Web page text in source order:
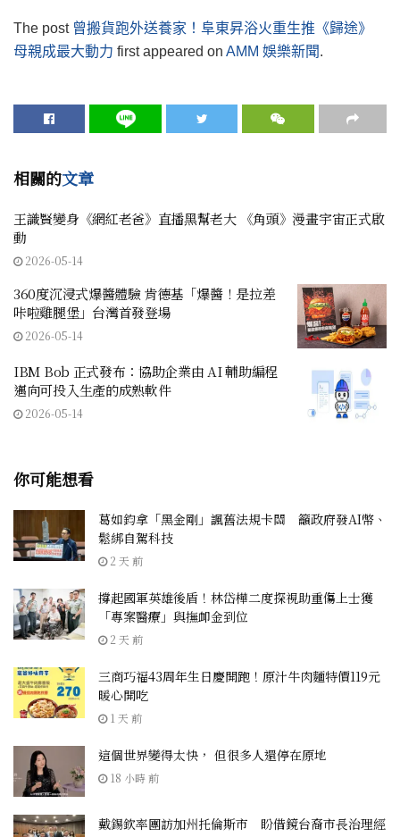
The post 曾搬貨跑外送養家！阜東昇浴火重生推《歸途》
母親成最大動力 first appeared on AMM 娛樂新聞.
相關的文章
王識賢變身《網紅老爸》直播黑幫老大 《角頭》漫畫宇宙正式啟
動
2026-05-14
360度沉浸式爆醬體驗 肯德基「爆醬！是拉差
咔啦雞腿堡」台灣首發登場
2026-05-14
IBM Bob 正式發布：協助企業由 AI 輔助編程
邁向可投入生產的成熟軟件
2026-05-14
你可能想看
葛如鈞拿「黑金剛」諷舊法規卡關 籲政府發AI幣、
鬆綁自駕科技
2 天 前
撐起國軍英雄後盾！林岱樺二度探視助重傷上士獲
「專案醫療」與撫卹金到位
2 天 前
三商巧福43周年生日慶開跑！原汁牛肉麵特價119元
暖心開吃
1 天 前
這個世界變得太快， 但很多人還停在原地
18 小時 前
戴錫欽率團訪加州托倫斯市 盼借鏡台裔市長治理經